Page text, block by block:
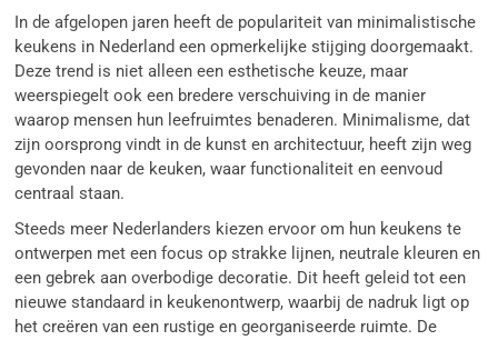
In de afgelopen jaren heeft de populariteit van minimalistische
keukens in Nederland een opmerkelijke stijging doorgemaakt.
Deze trend is niet alleen een esthetische keuze, maar
weerspiegelt ook een bredere verschuiving in de manier
waarop mensen hun leefruimtes benaderen. Minimalisme, dat
zijn oorsprong vindt in de kunst en architectuur, heeft zijn weg
gevonden naar de keuken, waar functionaliteit en eenvoud
centraal staan.
Steeds meer Nederlanders kiezen ervoor om hun keukens te
ontwerpen met een focus op strakke lijnen, neutrale kleuren en
een gebrek aan overbodige decoratie. Dit heeft geleid tot een
nieuwe standaard in keukenontwerp, waarbij de nadruk ligt op
het creëren van een rustige en georganiseerde ruimte. De